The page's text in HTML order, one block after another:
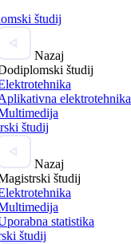
študij
Nazaj
študij
elektrotehnika
študij
Nazaj
študij
statistika
študij